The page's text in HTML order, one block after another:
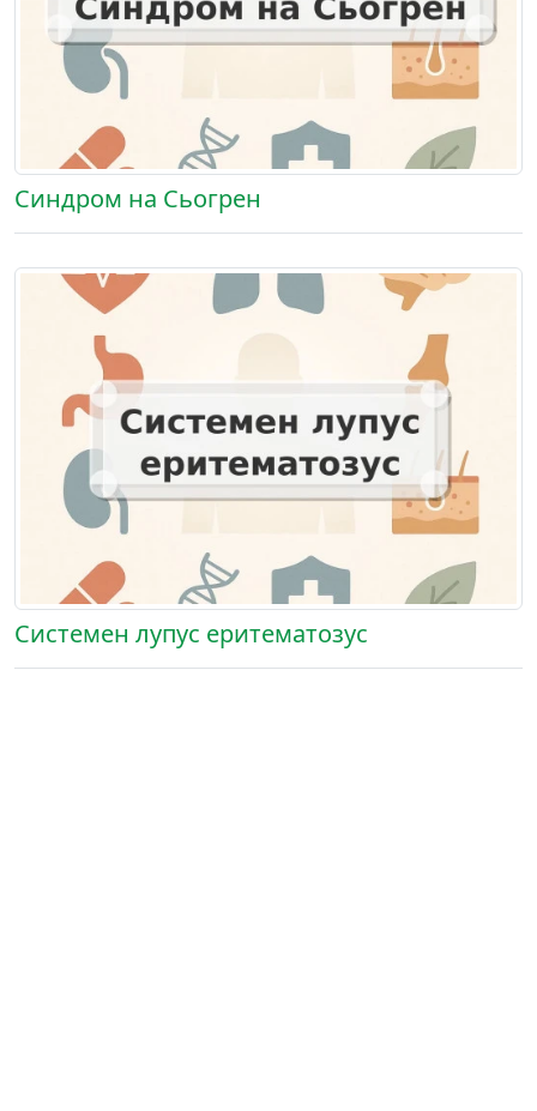
Синдром на Сьогрен
Системен лупус еритематозус